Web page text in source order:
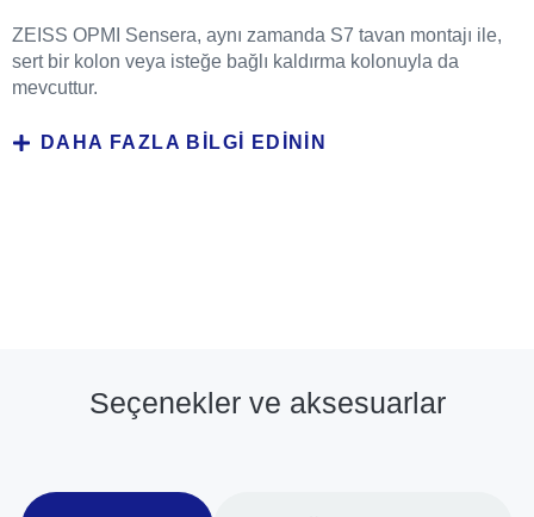
ZEISS OPMI Sensera, aynı zamanda S7 tavan montajı ile,
sert bir kolon veya isteğe bağlı kaldırma kolonuyla da
mevcuttur.
DAHA FAZLA BILGI EDININ
Seçenekler ve aksesuarlar